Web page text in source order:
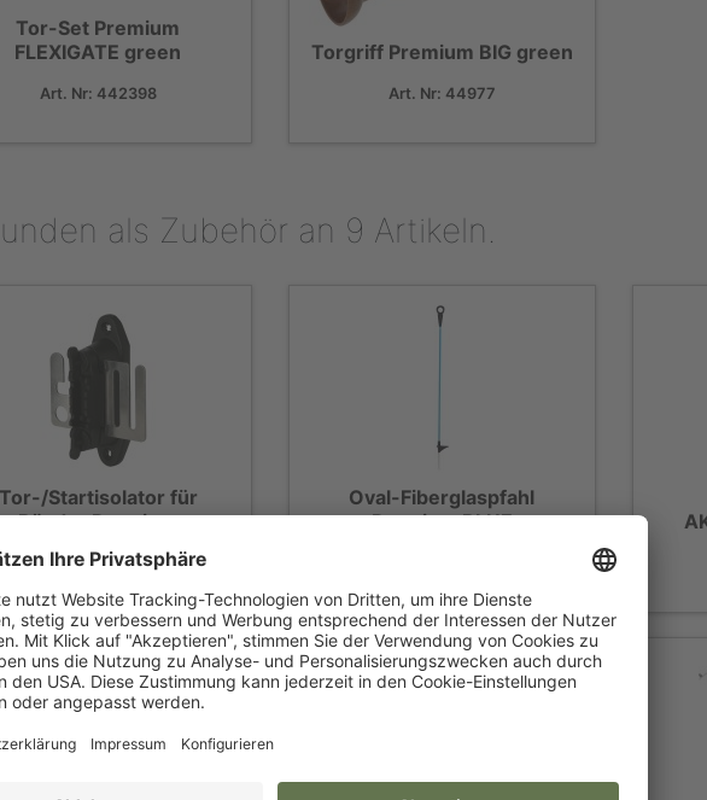
Tor-Set Premium
FLEXIGATE green
Art. Nr: 442398
Torgriff Premium BIG green
Art. Nr: 44977
als Zubehör an 9 Artikeln.
Startisolator für
Bänder Premium
Art. Nr: 44355/041
Oval-Fiberglaspfahl
Premium BLUE